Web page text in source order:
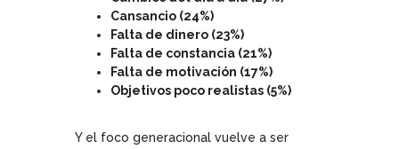
Cansancio (24%)
Falta de dinero (23%)
Falta de constancia (21%)
Falta de motivación (17%)
Objetivos poco realistas (5%)
Y el foco generacional vuelve a ser